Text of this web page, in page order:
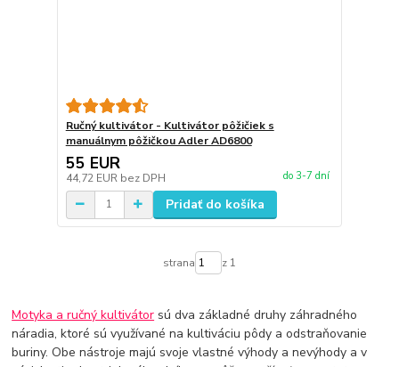
Ručný kultivátor - Kultivátor pôžičiek s
manuálnym pôžičkou Adler AD6800
55 EUR
44,72 EUR bez DPH do 3-7 dní
Pridať do košíka
strana z 1
Motyka a ručný kultivátor sú dva základné druhy záhradného
náradia, ktoré sú využívané na kultiváciu pôdy a odstraňovanie
buriny. Obe nástroje majú svoje vlastné výhody a nevýhody a v